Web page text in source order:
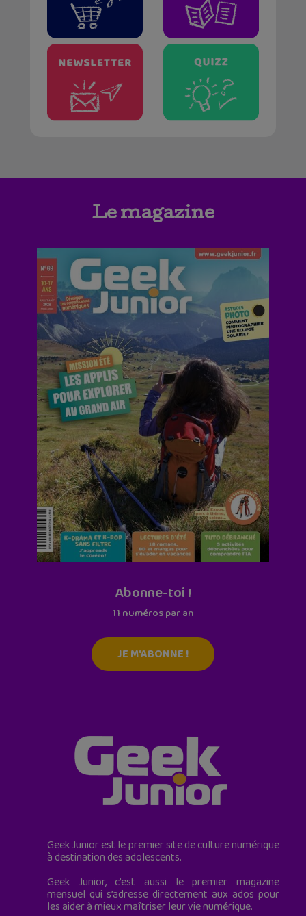
Le magazine
Abonne-toi !
11 numéros par an
JE M'ABONNE !
Geek Junior est le premier site de culture numérique
à destination des adolescents.
Geek Junior, c’est aussi le premier magazine
mensuel qui s’adresse directement aux ados pour
les aider à mieux maîtriser leur vie numérique.